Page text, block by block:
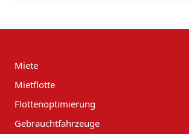
Miete
Mietflotte
Flottenoptimierung
Gebrauchtfahrzeuge